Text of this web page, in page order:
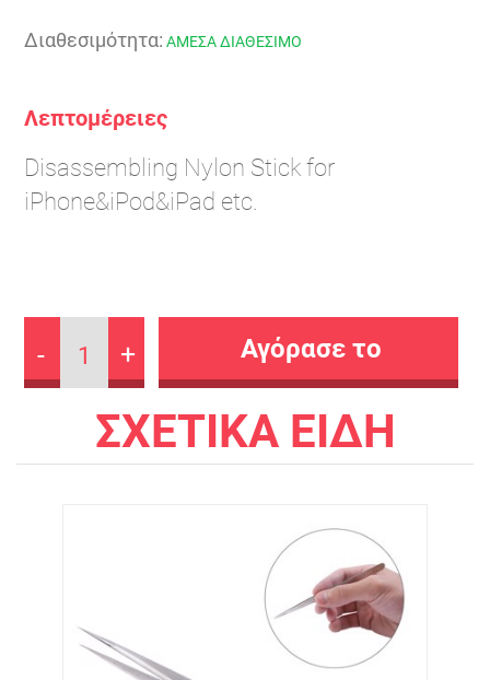
Διαθεσιμότητα: ΑΜΕΣΑ ΔΙΑΘΕΣΙΜΟ
Λεπτομέρειες
Disassembling Nylon Stick for
iPhone&iPod&iPad etc.
- 1 +
ΣΧΕΤΙΚΑ ΕΙΔΗ